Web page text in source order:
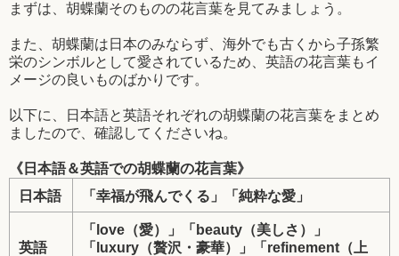
まずは、胡蝶蘭そのものの花言葉を見てみましょう。
また、胡蝶蘭は日本のみならず、海外でも古くから子孫繁
栄のシンボルとして愛されているため、英語の花言葉もイ
メージの良いものばかりです。
以下に、日本語と英語それぞれの胡蝶蘭の花言葉をまとめ
ましたので、確認してくださいね。
《日本語＆英語での胡蝶蘭の花言葉》
日本語
「幸福が飛んでくる」「純粋な愛」
英語
「love（愛）」「beauty（美しさ）」
「luxury（贅沢・豪華）」「refinement（上